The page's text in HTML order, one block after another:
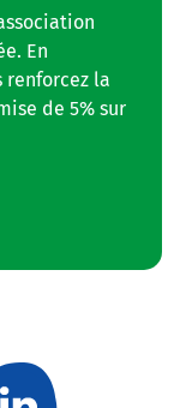
En
renforcez la
de 5% sur